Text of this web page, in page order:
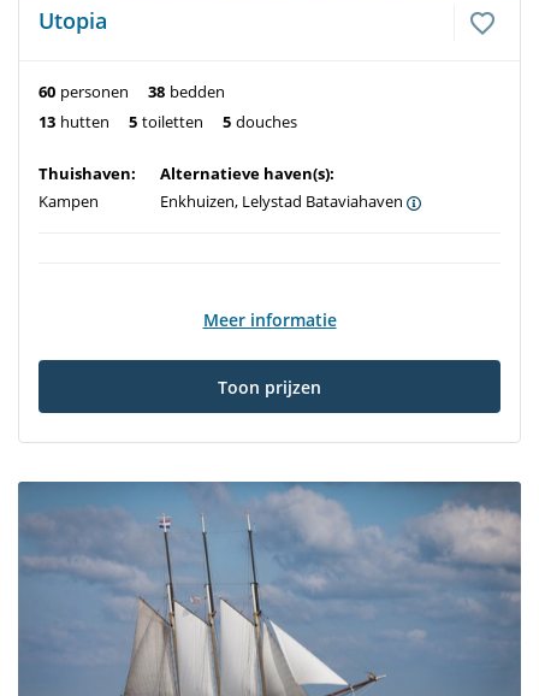
Utopia
60 personen 38 bedden
13 hutten 5 toiletten 5 douches
Thuishaven:
Kampen
Alternatieve haven(s):
Enkhuizen, Lelystad Bataviahaven
Meer informatie
Toon prijzen